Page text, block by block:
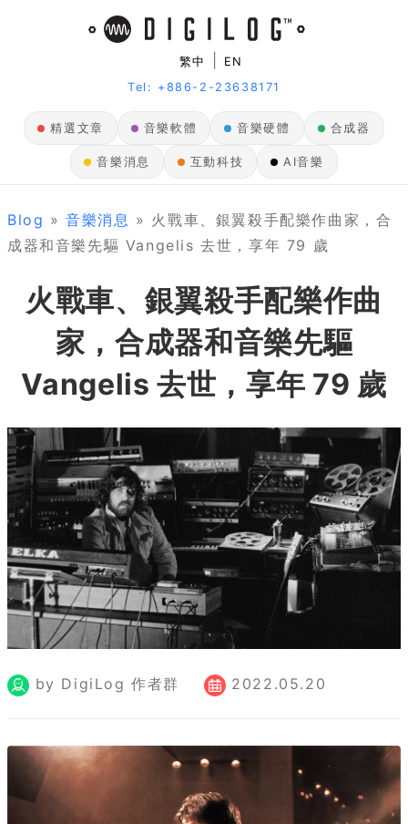
繁中
EN
Tel: +886-2-23638171
精選文章 音樂軟體 音樂硬體 合成器
音樂消息 互動科技 AI音樂
Blog »音樂消息 » 火戰車、銀翼殺手配樂作曲家，合
成器和音樂先驅 Vangelis 去世，享年 79 歲
火戰車、銀翼殺手配樂作曲
家，合成器和音樂先驅
Vangelis 去世，享年 79 歲
by DigiLog 作者群 2022.05.20